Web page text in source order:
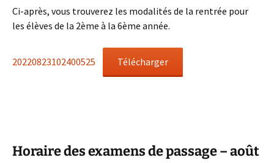
Ci-après, vous trouverez les modalités de la rentrée pour
les élèves de la 2ème à la 6ème année.
20220823102400525 Télécharger
Horaire des examens de passage – août